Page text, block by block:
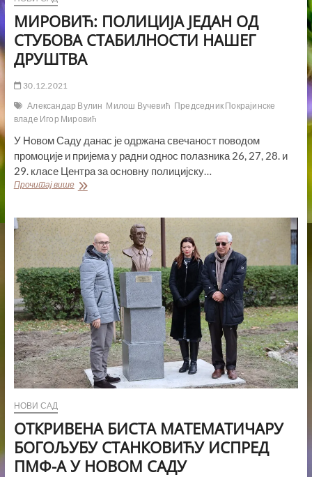
МИРОВИЋ: ПОЛИЦИЈА ЈЕДАН ОД
СТУБОВА СТАБИЛНОСТИ НАШЕГ
ДРУШТВА
30.12.2021
Александар Вулин Милош Вучевић Председник Покрајинске
владе Игор Мировић
У Новом Саду данас је одржана свечаност поводом
промоције и пријема у радни однос полазника 26, 27, 28. и
29. класе Центра за основну полицијску…
Прочитај вишеМИРОВИЋ:
СТУБОВА
СТАБИЛНОСТИ
НАШЕГ
ДРУШТВА
НОВИ САД
ОТКРИВЕНА БИСТА МАТЕМАТИЧАРУ
БОГОЉУБУ СТАНКОВИЋУ ИСПРЕД
ПМФ-А У НОВОМ САДУ